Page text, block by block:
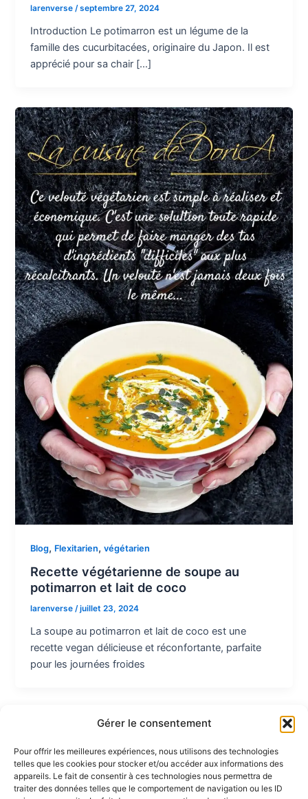
Gérer le consentement
Pour offrir les meilleures expériences, nous utilisons des technologies
telles que les cookies pour stocker et/ou accéder aux informations des
appareils. Le fait de consentir à ces technologies nous permettra de
traiter des données telles que le comportement de navigation ou les ID
larenverse/septembre 27, 2024
Introduction Le potimarron est un légume de la
famille des cucurbitacées, originaire du Japon. Il est
apprécié pour sa chair […]
Blog, Flexitarien,végétarien
Recette végétarienne de soupe au
potimarron et lait de coco
larenverse/juillet 23, 2024
La soupe au potimarron et lait de coco est une
recette vegan délicieuse et réconfortante, parfaite
pour les journées froides
Partenaires :